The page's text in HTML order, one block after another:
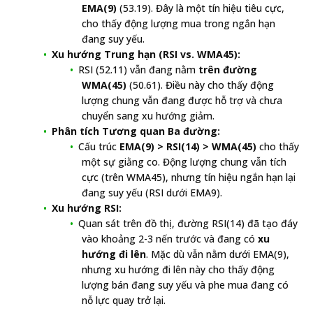
EMA(9) (53.19). Đây là một tín hiệu tiêu cực,
cho thấy động lượng mua trong ngắn hạn
đang suy yếu.
Xu hướng Trung hạn (RSI vs. WMA45):
RSI (52.11) vẫn đang nằm trên đường
WMA(45) (50.61). Điều này cho thấy động
lượng chung vẫn đang được hỗ trợ và chưa
chuyển sang xu hướng giảm.
Phân tích Tương quan Ba đường:
Cấu trúc EMA(9) > RSI(14) > WMA(45) cho thấy
một sự giằng co. Động lượng chung vẫn tích
cực (trên WMA45), nhưng tín hiệu ngắn hạn lại
đang suy yếu (RSI dưới EMA9).
Xu hướng RSI:
Quan sát trên đồ thị, đường RSI(14) đã tạo đáy
vào khoảng 2-3 nến trước và đang có xu
hướng đi lên. Mặc dù vẫn nằm dưới EMA(9),
nhưng xu hướng đi lên này cho thấy động
lượng bán đang suy yếu và phe mua đang có
nỗ lực quay trở lại.